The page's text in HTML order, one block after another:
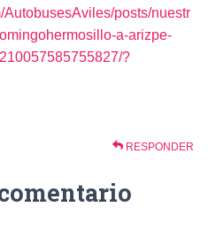
AutobusesAviles/posts/nuestr
a-arizpe-
?
RESPONDER